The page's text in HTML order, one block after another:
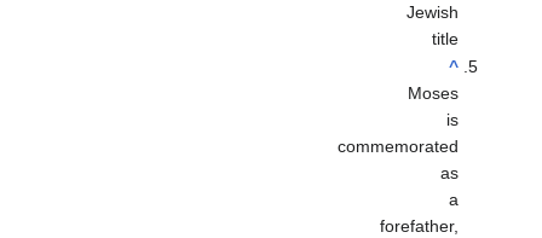
Jewish
title
^
Moses
is
commemorated
as
a
forefather,